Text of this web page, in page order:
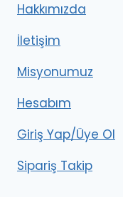
Hakkımızda
İletişim
Misyonumuz
Hesabım
Giriş Yap/Üye Ol
Sipariş Takip